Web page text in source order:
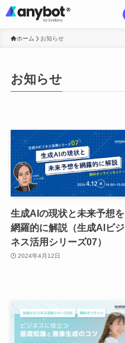
ホーム お知らせ
お知らせ
生成AIの現状と未来予想を
網羅的に解説（生成AIビジ
ネス活用シリーズ07）
2024年4月12日